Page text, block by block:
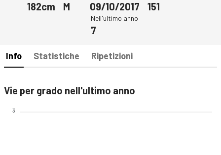
182cm M 09/10/2017 151
Nell'ultimo anno
7
Info Statistiche Ripetizioni
Vie per grado nell'ultimo anno
3